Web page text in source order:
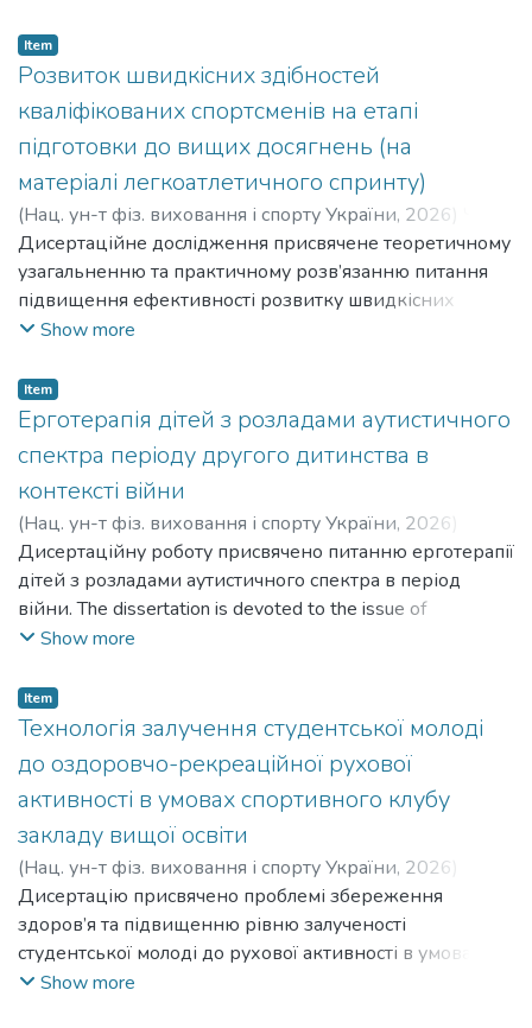
the level of physical fitness of female handball players at
the stage of specialized basic training in the conditions of
the educational and training process using differentiation of
loads by playing roles.
Item
Розвиток швидкісних здібностей
кваліфікованих спортсменів на етапі
підготовки до вищих досягнень (на
матеріалі легкоатлетичного спринту)
(Нац. ун-т фіз. виховання і спорту України, 2026
Фенмін;Chzhan Fenmin
Дисертаційне дослідження присвячене теоретичному
узагальненню та практичному розв’язанню питання
підвищення ефективності розвитку швидкісних
здібностей кваліфікованих спринтерів на основі
засобів пліометричного тренування. The dissertation
research is devoted to the theoretical generalization and
practical solution of the issue of increasing the efficiency of
the development of speed abilities of qualified sprinters
based on the use of plyometric training tools.
Show more
Item
Ерготерапія дітей з розладами аутистичного
спектра періоду другого дитинства в
контексті війни
(Нац. ун-т фіз. виховання і спорту України, 2026
Виноградова Маргарита Сергіївна ;Vynohradova
Marharyta Serhiivna
Дисертаційну роботу присвячено питанню ерготерапії
дітей з розладами аутистичного спектра в період
війни. The dissertation is devoted to the issue of
occupational therapy for children with autism spectrum
Show more
Item
Технологія залучення студентської молоді
до оздоровчо-рекреаційної рухової
активності в умовах спортивного клубу
закладу вищої освіти
(Нац. ун-т фіз. виховання і спорту України, 2026
Степанюк Вадим Володимирович;Stepaniuk Vadym
Volodymyrovych
Дисертацію присвячено проблемі збереження
здоров’я та підвищенню рівню залученості
студентської молоді до рухової активності в умовах
воєнного стану. The dissertation is devoted to the
Show more